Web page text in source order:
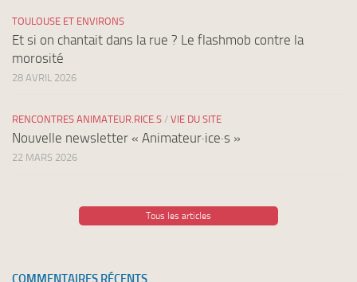
TOULOUSE ET ENVIRONS
Et si on chantait dans la rue ? Le flashmob contre la
morosité
28 AVRIL 2026
RENCONTRES ANIMATEUR.RICE.S / VIE DU SITE
Nouvelle newsletter « Animateur·ice·s »
22 MARS 2026
Tous les articles
COMMENTAIRES RÉCENTS